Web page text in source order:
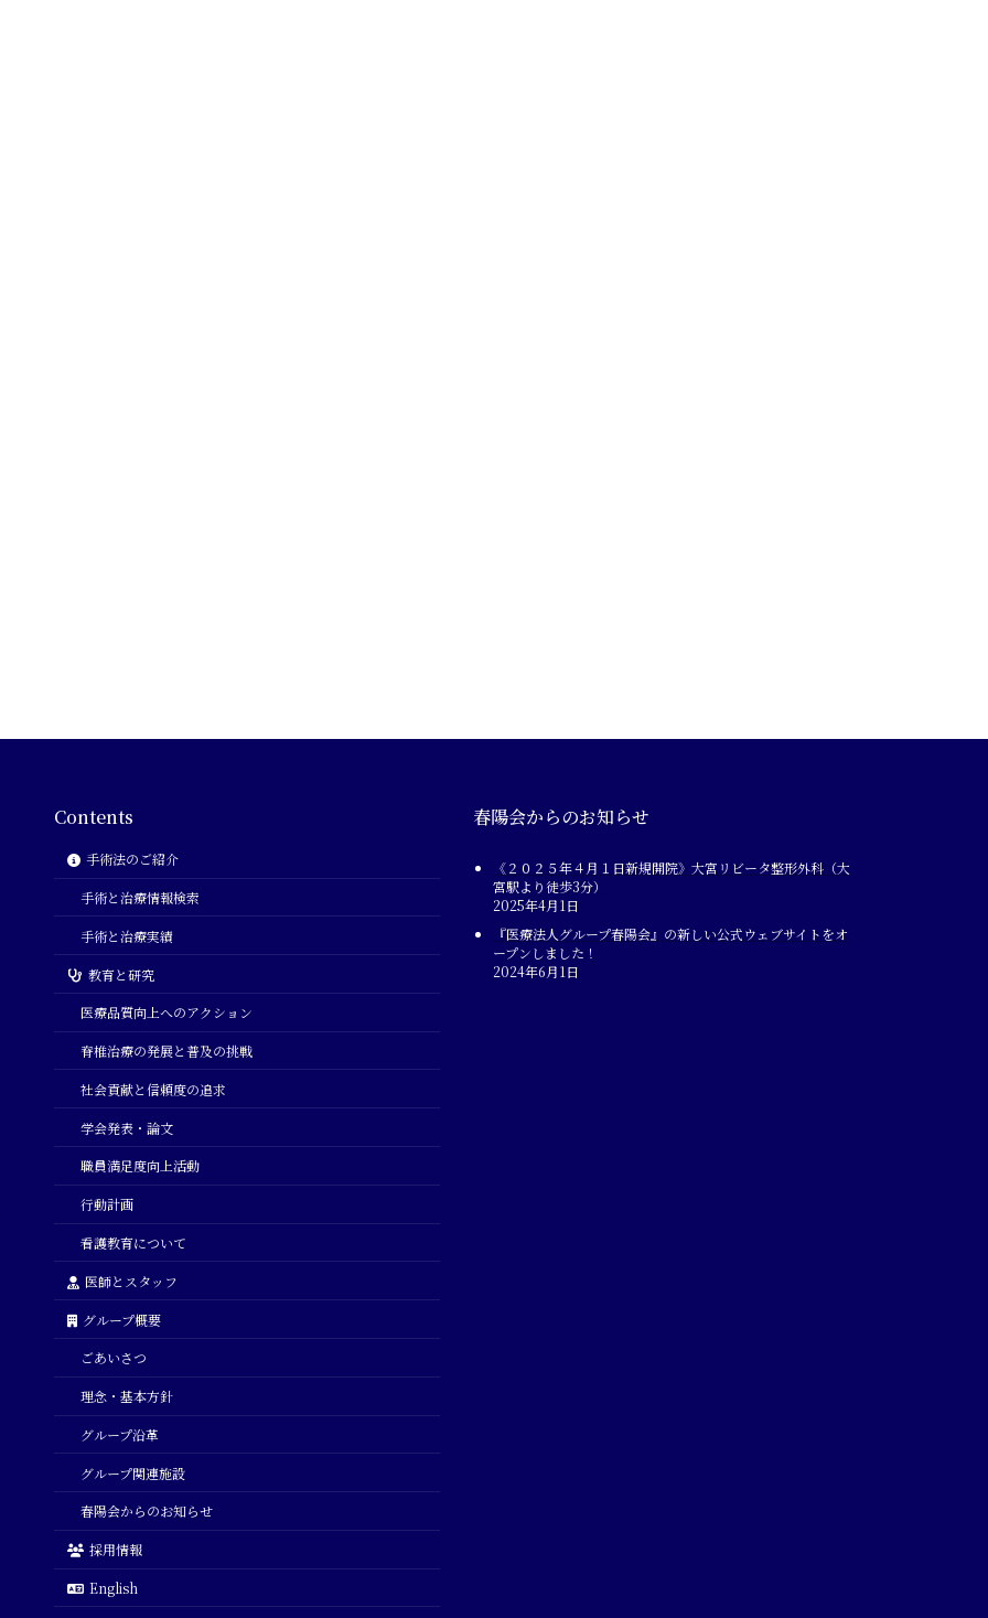
Contents
手術法のご紹介
手術と治療情報検索
手術と治療実績
教育と研究
医療品質向上へのアクション
脊椎治療の発展と普及の挑戦
社会貢献と信頼度の追求
学会発表・論文
職員満足度向上活動
行動計画
看護教育について
医師とスタッフ
グループ概要
ごあいさつ
理念・基本方針
グループ沿革
グループ関連施設
春陽会からのお知らせ
採用情報
English
春陽会からのお知らせ
《２０２５年４月１日新規開院》大宮リビータ整形外科（大
宮駅より徒歩3分）
2025年4月1日
『医療法人グループ春陽会』の新しい公式ウェブサイトをオ
ープンしました！
2024年6月1日